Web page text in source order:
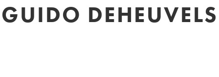
GUIDO DEHEUVELS